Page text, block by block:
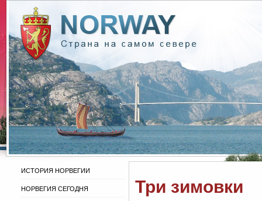
ИСТОРИЯ НОРВЕГИИ
НОРВЕГИЯ СЕГОДНЯ Три зимовки